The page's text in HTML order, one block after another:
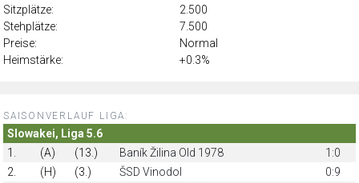
Sitzplätze:
2.500
Stehplätze:
7.500
Preise:
Normal
Heimstärke:
+0.3%
SAISONVERLAUF LIGA:
Slowakei, Liga 5.6
1.
(A) (13.) Baník Žilina Old 1978
1:0
2.
(H) (3.) ŠSD Vinodol
0:9